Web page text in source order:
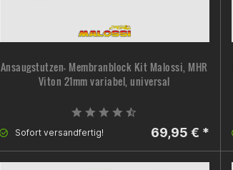
Ansaugstutzen- Membranblock Kit Malossi, MHR
Viton 21mm variabel, universal
Sofort versandfertig! 69,95 € *